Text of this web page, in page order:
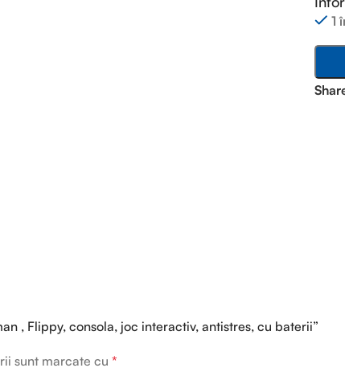
1
, Flippy, consola, joc interactiv, antistres, cu baterii”
sunt marcate cu *